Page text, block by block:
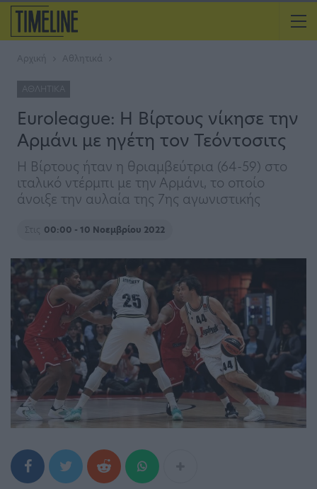
Αρχική Αθλητικά
ΑΘΛΗΤΙΚΆ
Euroleague: Η Βίρτους νίκησε την
Αρμάνι με ηγέτη τον Τεόντοσιτς
Η Βίρτους ήταν η θριαμβεύτρια (64-59) στο
ιταλικό ντέρμπι με την Αρμάνι, το οποίο
άνοιξε την αυλαία της 7ης αγωνιστικής
Στις 00:00 - 10 Νοεμβρίου 2022